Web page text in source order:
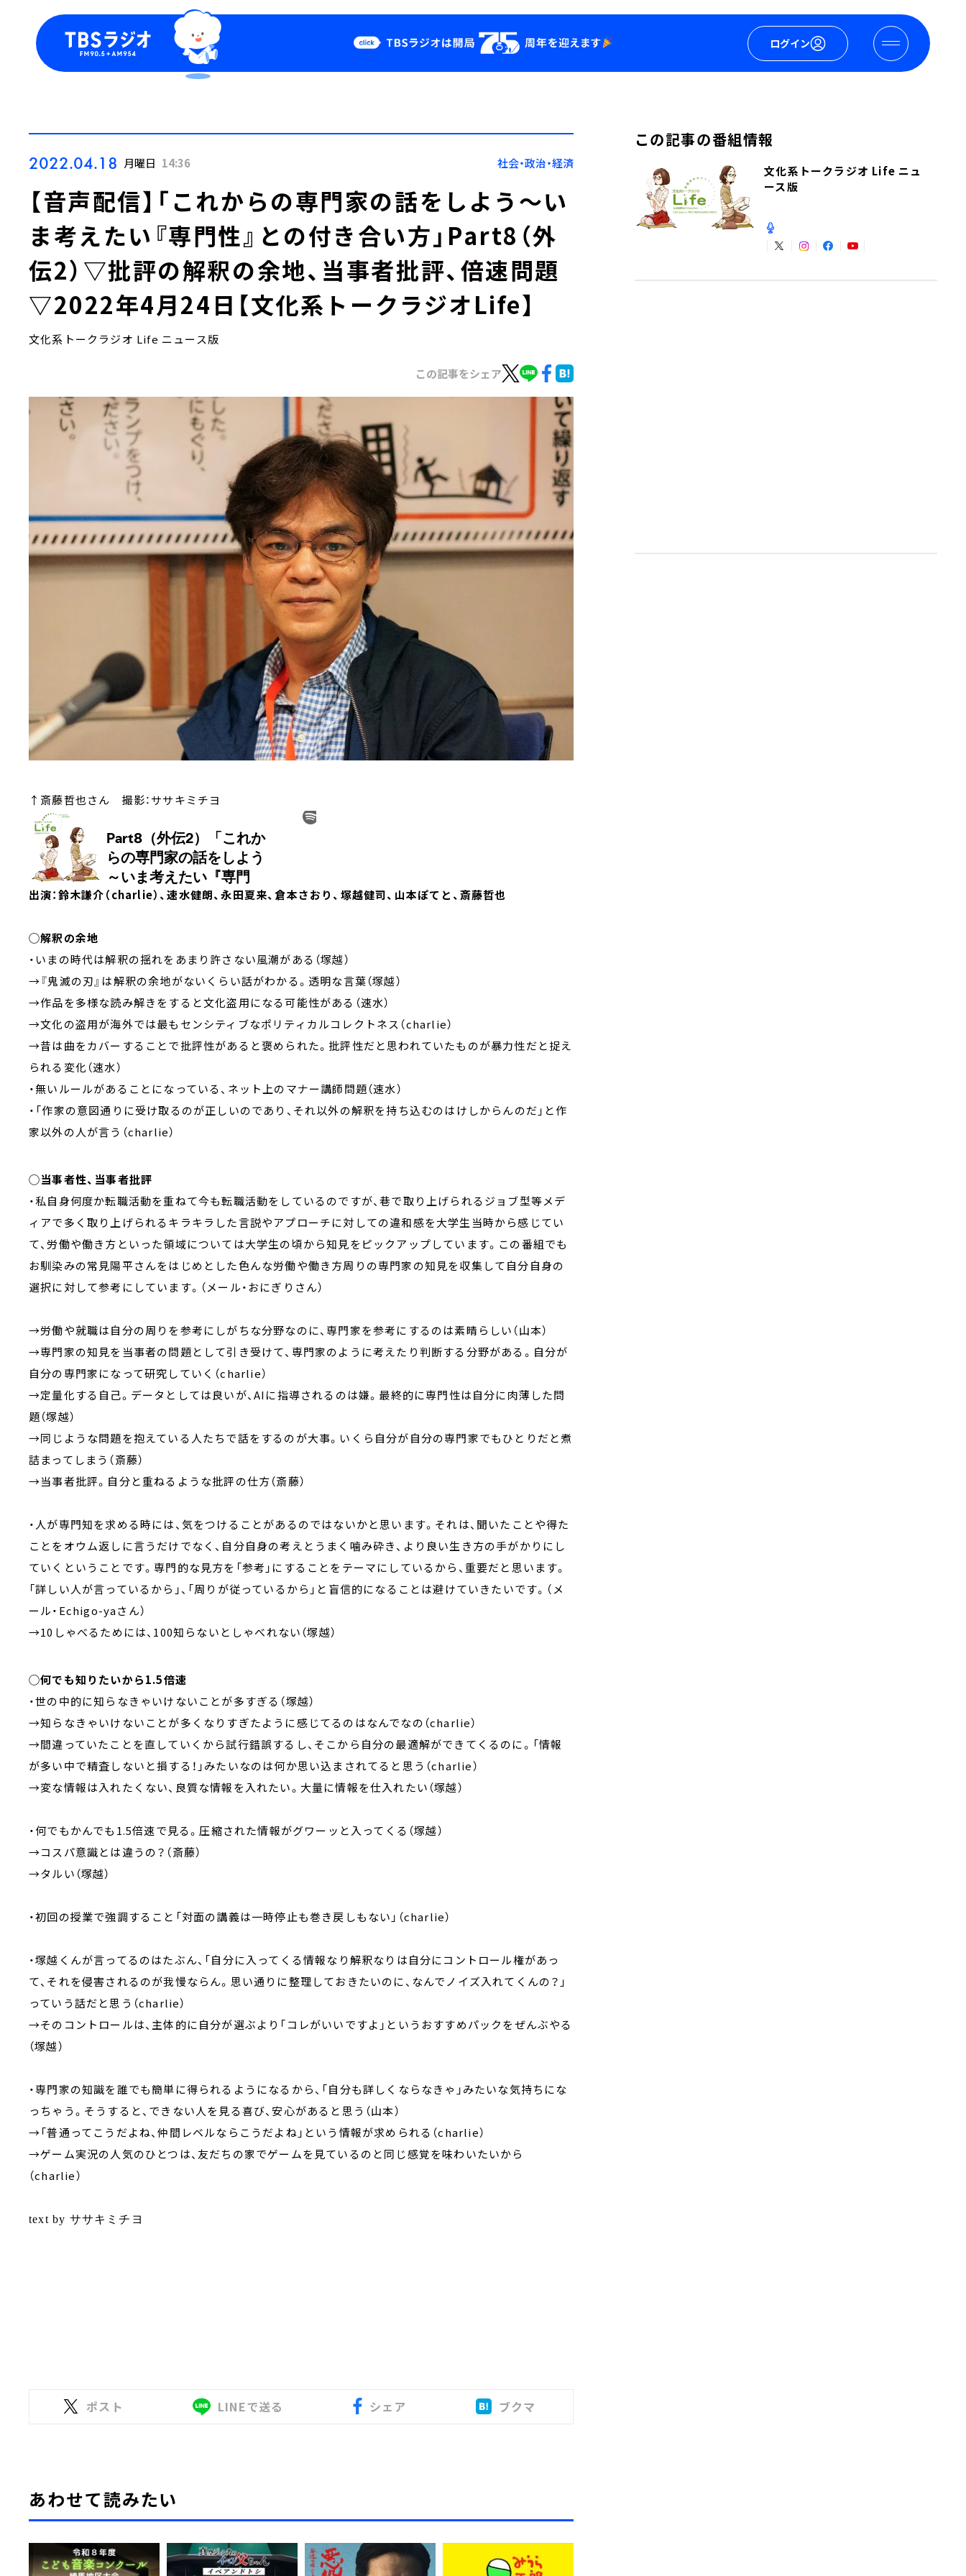
ログイン
Podcast
YouTube
会社情報
2022.04.18 月曜日 14:36 社会・政治・経済
【音声配信】「これからの専門家の話をしよう～い
ま考えたい『専門性』との付き合い方」Part8（外
伝2）▽批評の解釈の余地、当事者批評、倍速問題
▽2022年4月24日【文化系トークラジオLife】
文化系トークラジオ Life ニュース版
この記事をシェア
↑斎藤哲也さん 撮影：ササキミチヨ
出演：鈴木謙介（charlie）、速水健朗、永田夏来、倉本さおり、塚越健司、山本ぽてと、斎藤哲也
◯解釈の余地
・いまの時代は解釈の揺れをあまり許さない風潮がある（塚越）
→『鬼滅の刃』は解釈の余地がないくらい話がわかる。透明な言葉（塚越）
→作品を多様な読み解きをすると文化盗用になる可能性がある（速水）
→文化の盗用が海外では最もセンシティブなポリティカルコレクトネス（charlie）
→昔は曲をカバーすることで批評性があると褒められた。批評性だと思われていたものが暴力性だと捉え
られる変化（速水）
・無いルールがあることになっている、ネット上のマナー講師問題（速水）
・「作家の意図通りに受け取るのが正しいのであり、それ以外の解釈を持ち込むのはけしからんのだ」と作
家以外の人が言う（charlie）
◯当事者性、当事者批評
・私自身何度か転職活動を重ねて今も転職活動をしているのですが、巷で取り上げられるジョブ型等メデ
ィアで多く取り上げられるキラキラした言説やアプローチに対しての違和感を大学生当時から感じてい
て、労働や働き方といった領域については大学生の頃から知見をピックアップしています。この番組でも
お馴染みの常見陽平さんをはじめとした色んな労働や働き方周りの専門家の知見を収集して自分自身の
選択に対して参考にしています。（メール・おにぎりさん）
→労働や就職は自分の周りを参考にしがちな分野なのに、専門家を参考にするのは素晴らしい（山本）
→専門家の知見を当事者の問題として引き受けて、専門家のように考えたり判断する分野がある。自分が
自分の専門家になって研究していく（charlie）
→定量化する自己。データとしては良いが、AIに指導されるのは嫌。最終的に専門性は自分に肉薄した問
題（塚越）
→同じような問題を抱えている人たちで話をするのが大事。いくら自分が自分の専門家でもひとりだと煮
詰まってしまう（斎藤）
→当事者批評。自分と重ねるような批評の仕方（斎藤）
・人が専門知を求める時には、気をつけることがあるのではないかと思います。それは、聞いたことや得た
ことをオウム返しに言うだけでなく、自分自身の考えとうまく噛み砕き、より良い生き方の手がかりにし
ていくということです。専門的な見方を「参考」にすることをテーマにしているから、重要だと思います。
「詳しい人が言っているから」、「周りが従っているから」と盲信的になることは避けていきたいです。（メ
ール・Echigo-yaさん）
→10しゃべるためには、100知らないとしゃべれない（塚越）
◯何でも知りたいから1.5倍速
・世の中的に知らなきゃいけないことが多すぎる（塚越）
→知らなきゃいけないことが多くなりすぎたように感じてるのはなんでなの（charlie）
→間違っていたことを直していくから試行錯誤するし、そこから自分の最適解ができてくるのに。「情報
が多い中で精査しないと損する！」みたいなのは何か思い込まされてると思う（charlie）
→変な情報は入れたくない、良質な情報を入れたい。大量に情報を仕入れたい（塚越）
・何でもかんでも1.5倍速で見る。圧縮された情報がグワーッと入ってくる（塚越）
→コスパ意識とは違うの？（斎藤）
→タルい（塚越）
・初回の授業で強調すること「対面の講義は一時停止も巻き戻しもない」（charlie）
・塚越くんが言ってるのはたぶん、「自分に入ってくる情報なり解釈なりは自分にコントロール権があっ
て、それを侵害されるのが我慢ならん。思い通りに整理しておきたいのに、なんでノイズ入れてくんの？」
っていう話だと思う（charlie）
→そのコントロールは、主体的に自分が選ぶより「コレがいいですよ」というおすすめパックをぜんぶやる
（塚越）
・専門家の知識を誰でも簡単に得られるようになるから、「自分も詳しくならなきゃ」みたいな気持ちにな
っちゃう。そうすると、できない人を見る喜び、安心があると思う（山本）
→「普通ってこうだよね、仲間レベルならこうだよね」という情報が求められる（charlie）
→ゲーム実況の人気のひとつは、友だちの家でゲームを見ているのと同じ感覚を味わいたいから
（charlie）
text by ササキミチヨ
ポスト LINEで送る シェア ブクマ
あわせて読みたい
この記事の番組情報
文化系トークラジオ Life ニュ
ース版